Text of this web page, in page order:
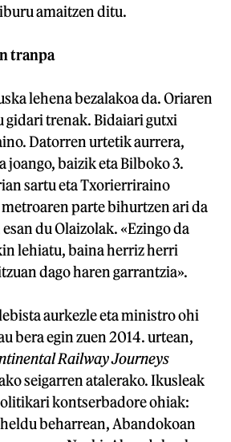
amaitzen ditu.
tranpa
lehena bezalakoa da. Oriaren
gidari trenak. Bidaiari gutxi
Datorren urtetik aurrera,
joango, baizik eta Bilboko 3.
sartu eta Txorierriraino
parte bihurtzen ari da
du Olaizolak. «Ezingo da
lehiatu, baina herriz herri
dago haren garrantzia».
aurkezle eta ministro ohi
bera egin zuen 2014. urtean,
Railway Journeys
seigarren atalerako. Ikusleak
kontserbadore ohiak:
beharrean, Abandokoan